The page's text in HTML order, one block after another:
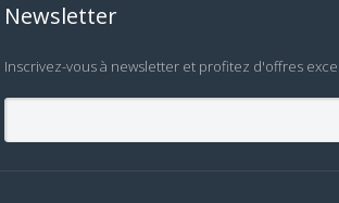
Newsletter
Inscrivez-vous à newsletter et profitez d'offres